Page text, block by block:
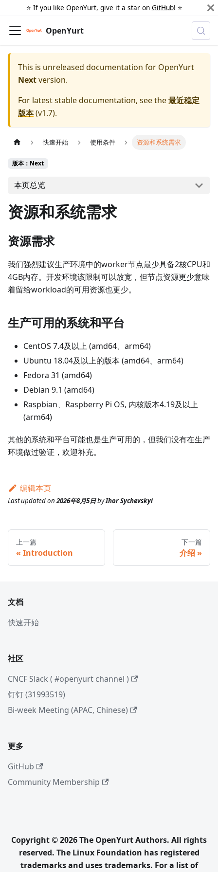
⭐️ If you like OpenYurt, give it a star on GitHub! ⭐️
OpenYurt
This is unreleased documentation for OpenYurt
Nextversion.
For latest stable documentation, see the最近稳定
版本(v1.7).
快速开始 使用条件 资源和系统需求
版本：Next
本页总览
资源和系统需求
资源需求
我们强烈建议生产环境中的worker节点最少具备2核CPU和
4GB内存。开发环境该限制可以放宽，但节点资源更少意味
着留给workload的可用资源也更少。
生产可用的系统和平台
CentOS 7.4及以上 (amd64、arm64)
Ubuntu 18.04及以上的版本 (amd64、arm64)
Fedora 31 (amd64)
Debian 9.1 (amd64)
Raspbian、Raspberry Pi OS, 内核版本4.19及以上
(arm64)
其他的系统和平台可能也是生产可用的，但我们没有在生产
环境做过验证，欢迎补充。
编辑本页
Last updatedon2026年8月5日byIhor Sychevskyi
上一篇
Introduction
下一篇
介绍
文档
快速开始
社区
CNCF Slack ( #openyurt channel )
钉钉 (31993519)
Bi-week Meeting (APAC, Chinese)
更多
GitHub
Community Membership
Copyright © 2026 The OpenYurt Authors. All rights
reserved. The Linux Foundation has registered
trademarks and uses trademarks. For a list of